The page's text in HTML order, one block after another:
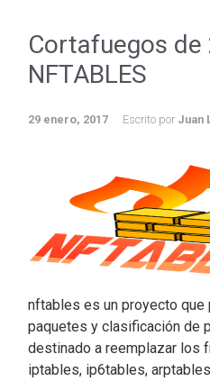
Cortafuegos de
NFTABLES
29 enero, 2017 Escrito por Juan
nftables es un proyecto que
paquetes y clasificación de
destinado a reemplazar los
iptables, ip6tables,